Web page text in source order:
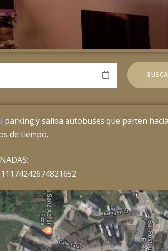
y salida autobuses que parten
de tiempo.